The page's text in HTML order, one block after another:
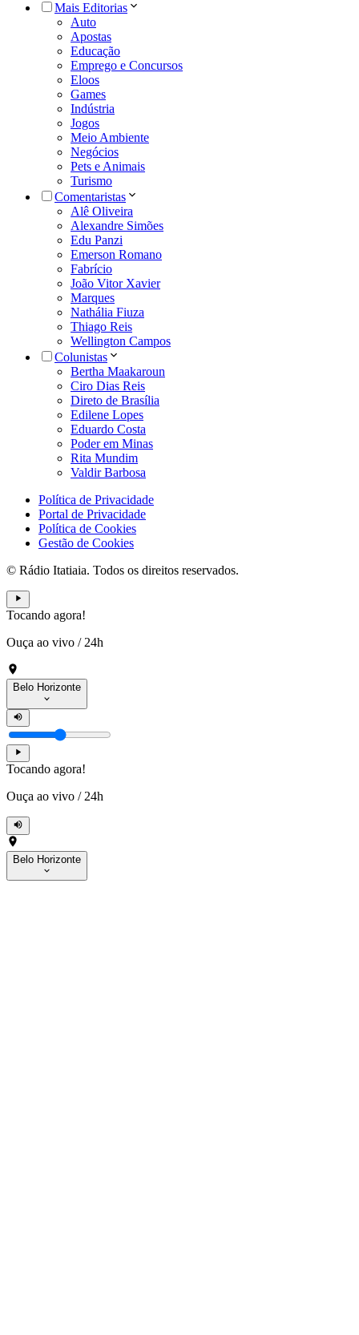
Mais Editorias
Auto
Apostas
Educação
Emprego e Concursos
Eloos
Games
Indústria
Jogos
Meio Ambiente
Negócios
Pets e Animais
Turismo
Comentaristas
Alê Oliveira
Alexandre Simões
Edu Panzi
Emerson Romano
Fabrício
João Vitor Xavier
Marques
Nathália Fiuza
Thiago Reis
Wellington Campos
Colunistas
Bertha Maakaroun
Ciro Dias Reis
Direto de Brasília
Edilene Lopes
Eduardo Costa
Poder em Minas
Rita Mundim
Valdir Barbosa
Política de Privacidade
Portal de Privacidade
Política de Cookies
Gestão de Cookies
© Rádio Itatiaia. Todos os direitos reservados.
Tocando agora!
Ouça ao vivo / 24h
Belo Horizonte
Tocando agora!
Ouça ao vivo / 24h
Belo Horizonte